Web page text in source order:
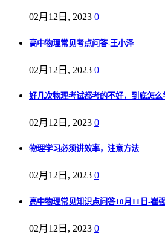
02月12日, 2023 0
高中物理常见考点问答-王小泽
02月12日, 2023 0
好几次物理考试都考的不好，到底怎么
02月12日, 2023 0
物理学习必须讲效率，注意方法
02月12日, 2023 0
高中物理常见知识点问答10月11日-崔
02月12日, 2023 0